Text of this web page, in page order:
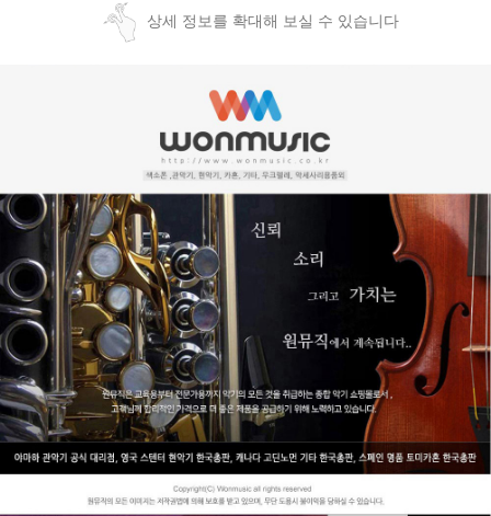
상세 정보를 확대해 보실 수 있습니다